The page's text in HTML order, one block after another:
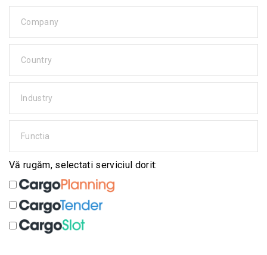
Company
Country
Industry
Functia
Vă rugăm, selectati serviciul dorit: